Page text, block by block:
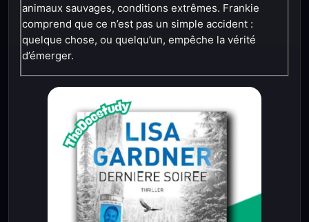
animaux sauvages, conditions extrêmes. Frankie
comprend que ce n’est pas un simple accident :
quelque chose, ou quelqu’un, empêche la vérité
d’émerger.